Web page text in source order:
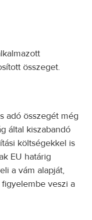
összeget.
adó összegét még
által kiszabandó
költségekkel is
EU határig
a vám alapját,
veszi a